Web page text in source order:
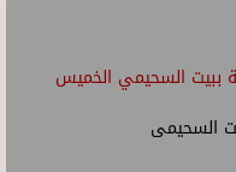
ببيت السحيمي الخميس
السحيمى